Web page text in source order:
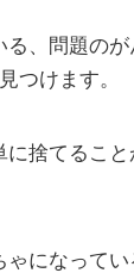
、問題の
つけます。
捨てるこ
ゃになって